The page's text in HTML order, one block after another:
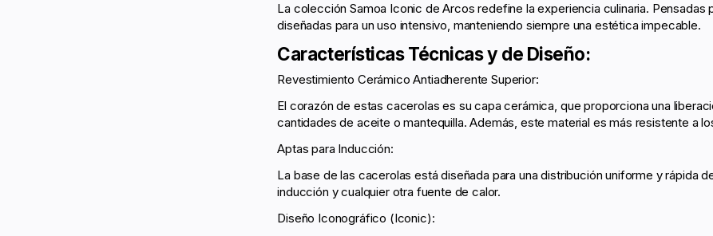
La colección Samoa Iconic de Arcos redefine la experiencia culinaria.
diseñadas para un uso intensivo, manteniendo siempre una estética impecable.
Características Técnicas y de Diseño:
Revestimiento Cerámico Antiadherente Superior:
El corazón de estas cacerolas es su capa cerámica, que proporciona una
cantidades de aceite o mantequilla. Además, este material es más resistente a
Aptas para Inducción:
La base de las cacerolas está diseñada para una distribución uniforme y rápida
inducción y cualquier otra fuente de calor.
Diseño Iconográfico (Iconic):